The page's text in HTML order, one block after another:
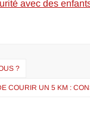
avec des
?
COURIR UN 5 KM :